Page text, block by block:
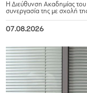
Η Διεύθυνση Ακαδημίας
συνεργασία της με σχολή
07.08.2026